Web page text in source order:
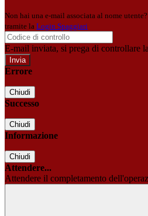
Non hai una e-mail associata al nome
tramite la Login Spaggiari
E-mail inviata, si prega di controllare
Errore
Chiudi
Successo
Chiudi
Informazione
Chiudi
Attendere...
Attendere il completamento